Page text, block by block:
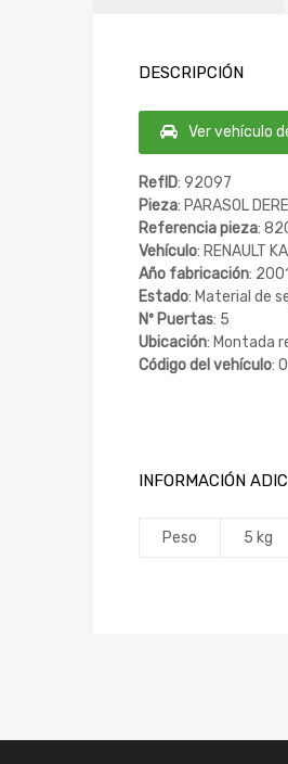
DESCRIPCIÓN
Ver vehículo
RefID: 92097
Pieza: PARASOL
Referencia pieza:
Vehículo: RENAULT
Año fabricación:
Estado: Material de
Nº Puertas: 5
Ubicación: Montada
Código del vehículo:
INFORMACIÓN
Peso 5 kg